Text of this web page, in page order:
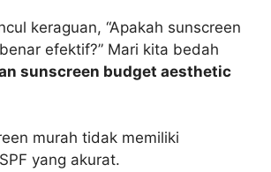
keraguan, “Apakah sunscreen
efektif?” Mari kita bedah
sunscreen budget aesthetic
murah tidak memiliki
yang akurat.